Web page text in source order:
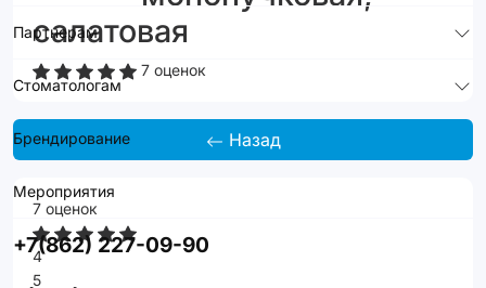
Партнерам
Стоматологам
Брендирование
Мероприятия
+7(862) 227-09-90
салатовая
7 оценок
Назад
7 оценок
4
5